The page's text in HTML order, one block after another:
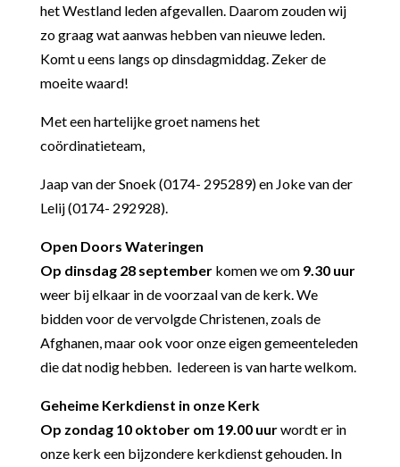
het Westland leden afgevallen. Daarom zouden wij
zo graag wat aanwas hebben van nieuwe leden.
Komt u eens langs op dinsdagmiddag. Zeker de
moeite waard!
Met een hartelijke groet namens het
coördinatieteam,
Jaap van der Snoek (0174- 295289) en Joke van der
Lelij (0174- 292928).
Open Doors Wateringen
Op dinsdag 28 september komen we om 9.30 uur
weer bij elkaar in de voorzaal van de kerk. We
bidden voor de vervolgde Christenen, zoals de
Afghanen, maar ook voor onze eigen gemeenteleden
die dat nodig hebben. Iedereen is van harte welkom.
Geheime Kerkdienst in onze Kerk
Op zondag 10 oktober om 19.00 uurwordt er in
onze kerk een bijzondere kerkdienst gehouden. In